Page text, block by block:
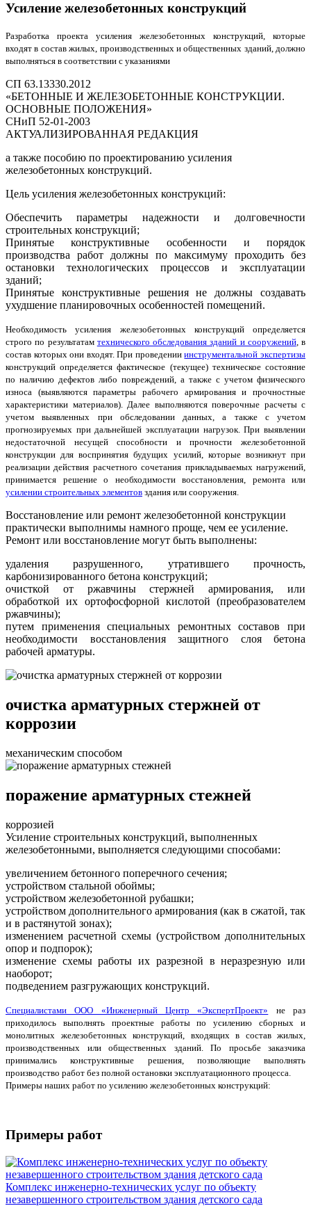
Усиление железобетонных конструкций
Разработка проекта усиления железобетонных конструкций, которые
входят в состав жилых, производственных и общественных зданий, должно
выполняться в соответствии с указаниями
СП 63.13330.2012
«БЕТОННЫЕ И ЖЕЛЕЗОБЕТОННЫЕ КОНСТРУКЦИИ.
ОСНОВНЫЕ ПОЛОЖЕНИЯ»
СНиП 52-01-2003
АКТУАЛИЗИРОВАННАЯ РЕДАКЦИЯ
а также пособию по проектированию усиления
железобетонных конструкций.
Цель усиления железобетонных конструкций:
Обеспечить параметры надежности и долговечности
строительных конструкций;
Принятые конструктивные особенности и порядок
производства работ должны по максимуму проходить без
остановки технологических процессов и эксплуатации
зданий;
Принятые конструктивные решения не должны создавать
ухудшение планировочных особенностей помещений.
Необходимость усиления железобетонных конструкций определяется
строго по результатам технического обследования зданий и сооружений, в
состав которых они входят. При проведенииинструментальной экспертизы
конструкций определяется фактическое (текущее) техническое состояние
по наличию дефектов либо повреждений, а также с учетом физического
износа (выявляются параметры рабочего армирования и прочностные
характеристики материалов). Далее выполняются поверочные расчеты с
учетом выявленных при обследовании данных, а также с учетом
прогнозируемых при дальнейшей эксплуатации нагрузок. При выявлении
недостаточной несущей способности и прочности железобетонной
конструкции для воспринятия будущих усилий, которые возникнут при
реализации действия расчетного сочетания прикладываемых нагружений,
принимается решение о необходимости восстановления, ремонта или
усилении строительных элементов здания или сооружения.
Восстановление или ремонт железобетонной конструкции
практически выполнимы намного проще, чем ее усиление.
Ремонт или восстановление могут быть выполнены:
удаления разрушенного, утратившего прочность,
карбонизированного бетона конструкций;
очисткой от ржавчины стержней армирования, или
обработкой их ортофосфорной кислотой (преобразователем
ржавчины);
путем применения специальных ремонтных составов при
необходимости восстановления защитного слоя бетона
рабочей арматуры.
очистка арматурных стержней от
коррозии
механическим способом
поражение арматурных стежней
коррозией
Усиление строительных конструкций, выполненных
железобетонными, выполняется следующими способами:
увеличением бетонного поперечного сечения;
устройством стальной обоймы;
устройством железобетонной рубашки;
устройством дополнительного армирования (как в сжатой, так
и в растянутой зонах);
изменением расчетной схемы (устройством дополнительных
опор и подпорок);
изменение схемы работы их разрезной в неразрезную или
наоборот;
подведением разгружающих конструкций.
Специалистами ООО «Инженерный Центр «ЭкспертПроект» не раз
приходилось выполнять проектные работы по усилению сборных и
монолитных железобетонных конструкций, входящих в состав жилых,
производственных или общественных зданий. По просьбе заказчика
принимались конструктивные решения, позволяющие выполнять
производство работ без полной остановки эксплуатационного процесса.
Примеры наших работ по усилению железобетонных конструкций:
Примеры работ
Комплекс инженерно-технических услуг по объекту
незавершенного строительством здания детского сада